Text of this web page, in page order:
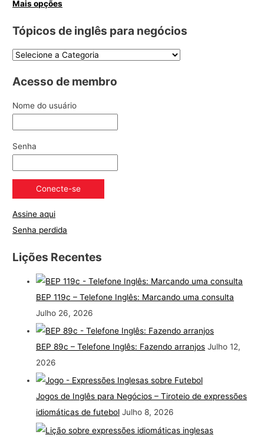
Mais opções
Tópicos de inglês para negócios
Acesso de membro
Nome do usuário
Senha
Assine aqui
Senha perdida
Lições Recentes
BEP 119c – Telefone Inglês: Marcando uma consulta
Julho 26, 2026
BEP 89c – Telefone Inglês: Fazendo arranjos Julho 12,
2026
Jogos de Inglês para Negócios – Tiroteio de expressões
idiomáticas de futebol Julho 8, 2026